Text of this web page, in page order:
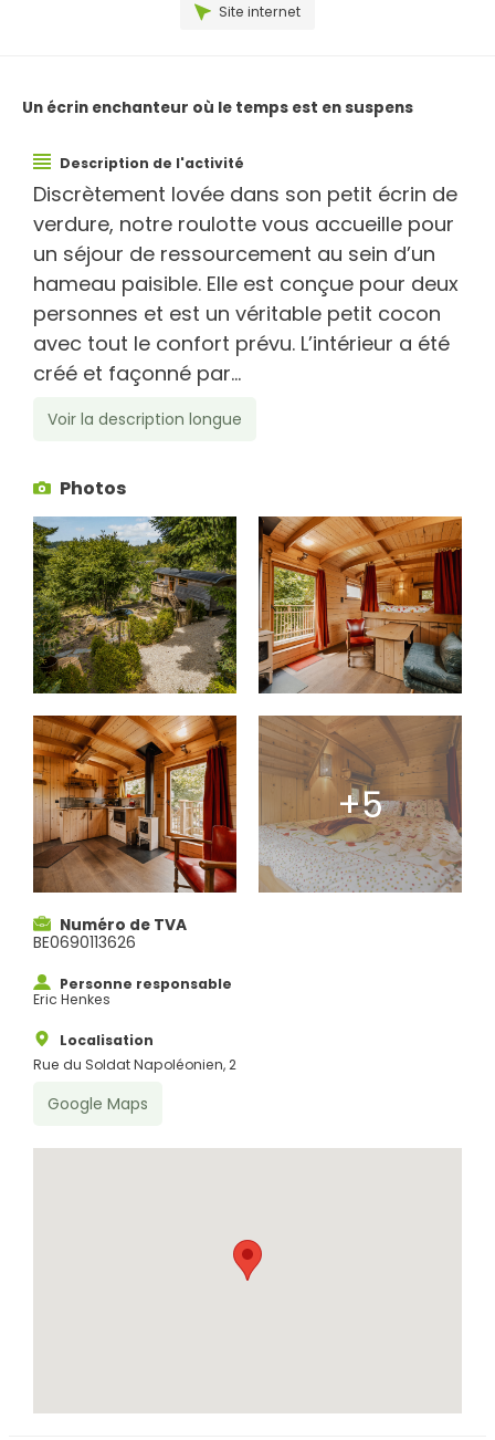
Site internet
Un écrin enchanteur où le temps est en suspens
Description de l'activité
Discrètement lovée dans son petit écrin de
verdure, notre roulotte vous accueille pour
un séjour de ressourcement au sein d’un
hameau paisible. Elle est conçue pour deux
personnes et est un véritable petit cocon
avec tout le confort prévu. L’intérieur a été
créé et façonné par...
Voir la description longue
Photos
Numéro de TVA
BE0690113626
Personne responsable
Eric Henkes
Localisation
Rue du Soldat Napoléonien, 2
Google Maps